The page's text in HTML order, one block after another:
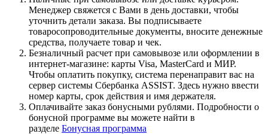
Менеджер свяжется с Вами в день доставки, чтобы
уточнить детали заказа. Вы подписываете
товаросопроводительные документы, вносите денежные
средства, получаете товар и чек.
Безналичный расчет при самовывозе или оформлении в
интернет-магазине: карты Visa, MasterCard и МИР.
Чтобы оплатить покупку, система перенаправит вас на
сервер системы Сбербанка ASSIST. Здесь нужно ввести
номер карты, срок действия и имя держателя.
Оплачивайте заказ бонусными рублями. Подробности о
бонусной программе вы можете найти в
разделе Бонусная программа